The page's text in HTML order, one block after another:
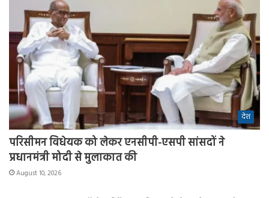
देश
परिसीमन विधेयक को लेकर एनसीपी-एसपी सांसदों ने
प्रधानमंत्री मोदी से मुलाकात की
August 10, 2026